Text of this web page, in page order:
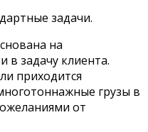
задачи.
на
в задачу клиента.
приходится
грузы в
от